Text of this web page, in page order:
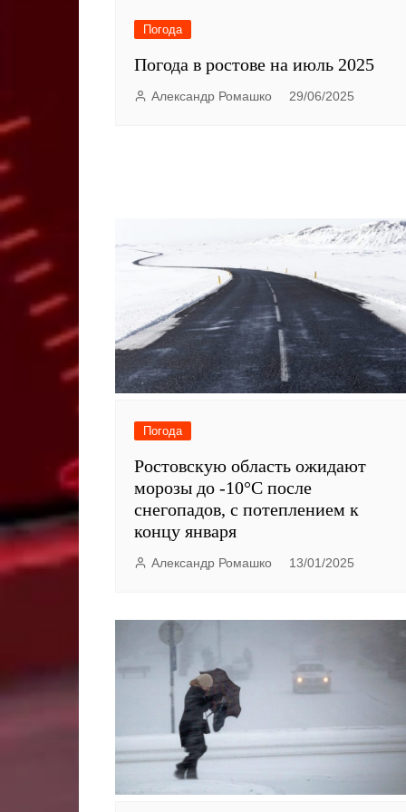
Погода
Погода в ростове на июль 2025
Александр Ромашко 29/06/2025
Погода
Ростовскую область ожидают
морозы до -10°C после
снегопадов, с потеплением к
концу января
Александр Ромашко 13/01/2025